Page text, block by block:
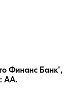
Финанс Банк",
AA.